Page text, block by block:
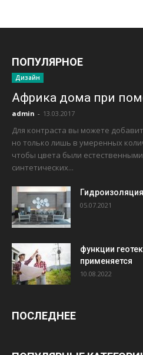
ПОПУЛЯРНОЕ
Дизайн
Африка дома при
admin - 13.03.2017
Для контраста вы можете
но только лишь в умеренных
чтобы цвета были
синтетических...
05.07.2021
функции
применяется
10.08.2022
ПОСЛЕДНЕЕ